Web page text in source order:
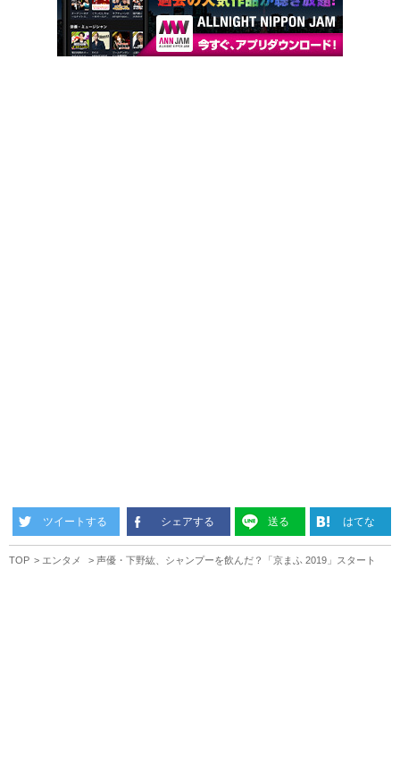
ツイートする シェアする 送る はてな
TOP エンタメ 声優・下野紘、シャンプーを飲んだ？「京まふ 2019」スタート